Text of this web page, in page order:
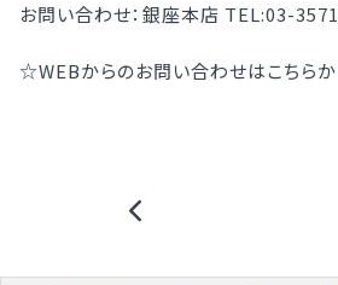
お問い合わせ：銀座本店 TEL:03-
☆WEBからのお問い合わせはこちら